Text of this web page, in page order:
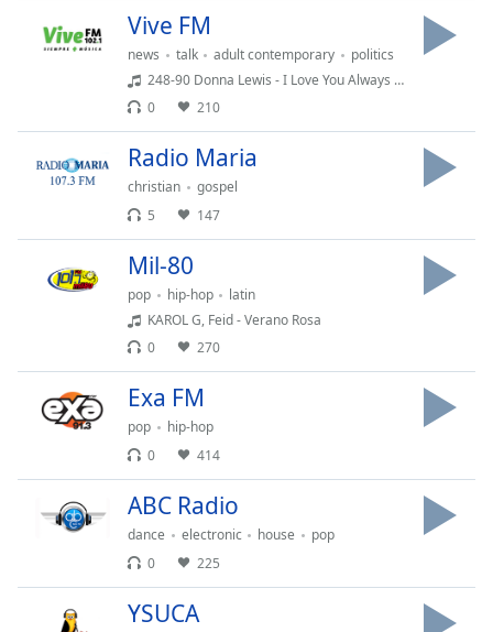
cancel
window.
Opacity
Caption
Color
Vive FM
news talk adult contemporary
politics
248-90 Donna Lewis - I Love You Always Forever
0
210
Radio Maria
christian
gospel
5
147
Mil-80
pop hip-hop
latin
KAROL G, Feid - Verano Rosa
0
270
Exa FM
pop
hip-hop
0
414
ABC Radio
dance electronic house
pop
0
225
YSUCA